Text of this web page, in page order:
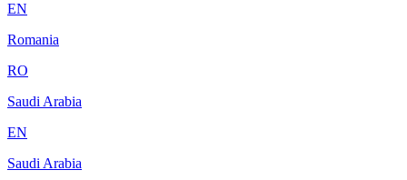
EN
Romania
RO
Saudi Arabia
EN
Saudi Arabia